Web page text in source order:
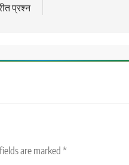
प्रश्न
are marked *